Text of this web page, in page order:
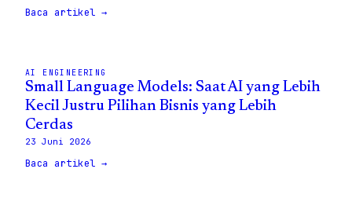
Baca artikel →
AI ENGINEERING
Small Language Models: Saat AI yang Lebih
Kecil Justru Pilihan Bisnis yang Lebih
Cerdas
23 Juni 2026
Baca artikel →